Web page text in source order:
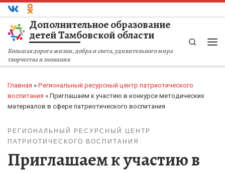
Перейти к содержимому
Дополнительное образование
детей Тамбовской области
Большая дорога жизни, добра и света, удивительного мира
творчества и познания
Search
Главная » Региональный ресурсный центр патриотического
воспитания » Приглашаем к участию в конкурсе методических
материалов в сфере патриотического воспитания
РЕГИОНАЛЬНЫЙ РЕСУРСНЫЙ ЦЕНТР
ПАТРИОТИЧЕСКОГО ВОСПИТАНИЯ
Приглашаем к участию в